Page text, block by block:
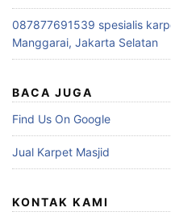
087877691539 spesialis
Manggarai, Jakarta Selatan
BACA JUGA
Find Us On Google
Jual Karpet Masjid
KONTAK KAMI